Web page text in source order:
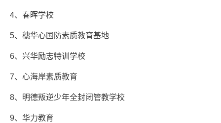
4、春晖学校
5、穗华心国防素质教育基地
6、兴华励志特训学校
7、心海岸素质教育
8、明德叛逆少年全封闭管教学校
9、华力教育